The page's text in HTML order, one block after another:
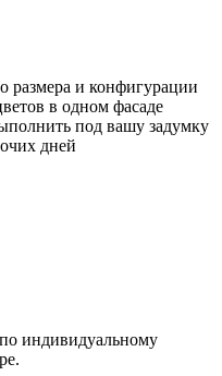
размера и конфигурации
в одном фасаде
под вашу задумку
дней
индивидуальному